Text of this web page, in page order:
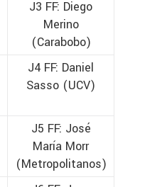
J3 FF: Diego
Merino
(Carabobo)
J4 FF: Daniel
Sasso (UCV)
J5 FF: José
María Morr
(Metropolitanos)